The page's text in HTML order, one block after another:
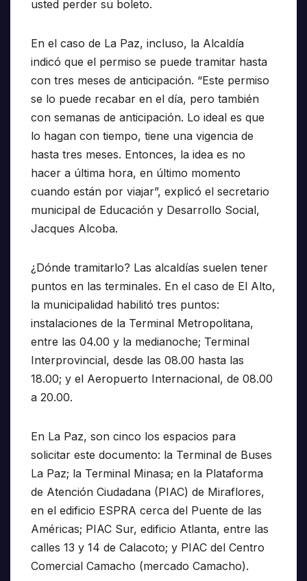
usted perder su boleto.
En el caso de La Paz, incluso, la Alcaldía
indicó que el permiso se puede tramitar hasta
con tres meses de anticipación. “Este permiso
se lo puede recabar en el día, pero también
con semanas de anticipación. Lo ideal es que
lo hagan con tiempo, tiene una vigencia de
hasta tres meses. Entonces, la idea es no
hacer a última hora, en último momento
cuando están por viajar”, explicó el secretario
municipal de Educación y Desarrollo Social,
Jacques Alcoba.
¿Dónde tramitarlo? Las alcaldías suelen tener
puntos en las terminales. En el caso de El Alto,
la municipalidad habilitó tres puntos:
instalaciones de la Terminal Metropolitana,
entre las 04.00 y la medianoche; Terminal
Interprovincial, desde las 08.00 hasta las
18.00; y el Aeropuerto Internacional, de 08.00
a 20.00.
En La Paz, son cinco los espacios para
solicitar este documento: la Terminal de Buses
La Paz; la Terminal Minasa; en la Plataforma
de Atención Ciudadana (PIAC) de Miraflores,
en el edificio ESPRA cerca del Puente de las
Américas; PIAC Sur, edificio Atlanta, entre las
calles 13 y 14 de Calacoto; y PIAC del Centro
Comercial Camacho (mercado Camacho).